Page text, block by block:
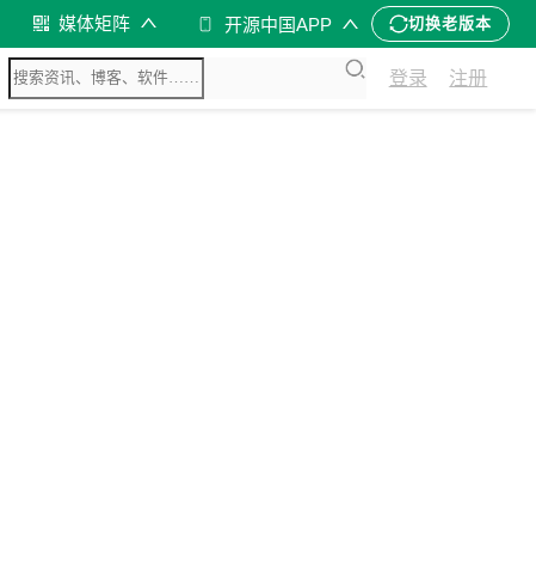
媒体矩阵 开源中国APP 切换老版本
登录 注册